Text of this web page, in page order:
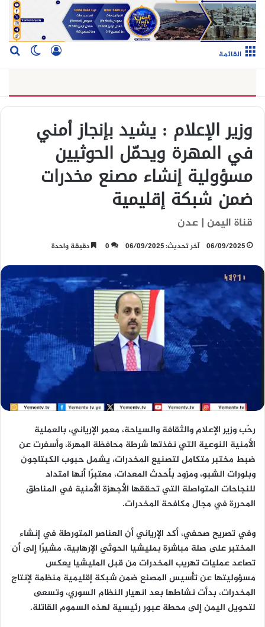
تسجيل القائمة
وزير الإعلام : يشيد بإنجاز أمني
في المهرة ويحمّل الحوثيين
مسؤولية إنشاء مصنع مخدرات
ضمن شبكة إقليمية
قناة اليمن | عدن
06/09/2025 آخر تحديث: 06/09/2025 0 دقيقة واحدة
رحّب وزير الإعلام والثقافة والسياحة، معمر الإرياني، بالعملية
الأمنية النوعية التي نفذتها شرطة محافظة المهرة، وأسفرت عن
ضبط مختبر متكامل لتصنيع المخدرات، يشمل حبوب الكبتاجون
وبلورات الشبو، ومزود بأحدث المعدات، معتبرًا أنها امتداد
للنجاحات المتواصلة التي تحققها الأجهزة الأمنية في المناطق
المحررة في مجال مكافحة المخدرات.
وفي تصريح صحفي، أكد الإرياني أن العناصر المتورطة في إنشاء
المختبر على صلة مباشرة بمليشيا الحوثي الإرهابية، مشيرًا إلى أن
تصاعد عمليات تهريب المخدرات من قبل المليشيا يعكس
مسؤوليتها عن تأسيس المصنع ضمن شبكة إقليمية منظمة لإنتاج
المخدرات، بدأت نشاطها بعد انهيار النظام السوري، وتسعى
لتحويل اليمن إلى محطة عبور رئيسية لهذه السموم القاتلة.